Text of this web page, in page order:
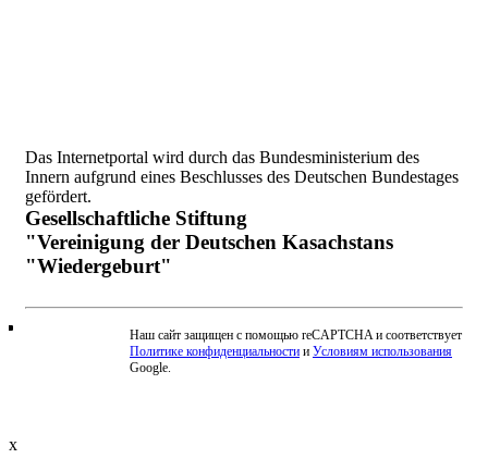
Das Internetportal wird durch das Bundesministerium des
Innern aufgrund eines Beschlusses des Deutschen Bundestages
gefördert.
Gesellschaftliche Stiftung
"Vereinigung der Deutschen Kasachstans
"Wiedergeburt"
Beschwerde einreichen
Наш сайт защищен с помощью reCAPTCHA и соответствует
Политике конфиденциальности и Условиям использования
Google.
x